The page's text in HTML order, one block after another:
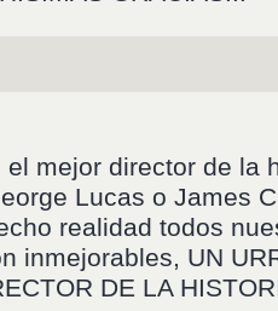
el mejor director de la
Lucas o James
realidad todos
inmejorables, UN
DE LA